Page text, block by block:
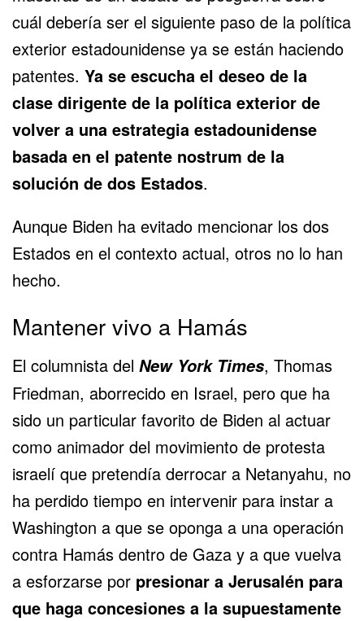
cuál debería ser el siguiente paso de la política
exterior estadounidense ya se están haciendo
patentes. Ya se escucha el deseo de la
clase dirigente de la política exterior de
volver a una estrategia estadounidense
basada en el patente nostrum de la
solución de dos Estados.
Aunque Biden ha evitado mencionar los dos
Estados en el contexto actual, otros no lo han
hecho.
Mantener vivo a Hamás
El columnista del New York Times, Thomas
Friedman, aborrecido en Israel, pero que ha
sido un particular favorito de Biden al actuar
como animador del movimiento de protesta
israelí que pretendía derrocar a Netanyahu, no
ha perdido tiempo en intervenir para instar a
Washington a que se oponga a una operación
contra Hamás dentro de Gaza y a que vuelva
a esforzarse por presionar a Jerusalén para
que haga concesiones a la supuestamente